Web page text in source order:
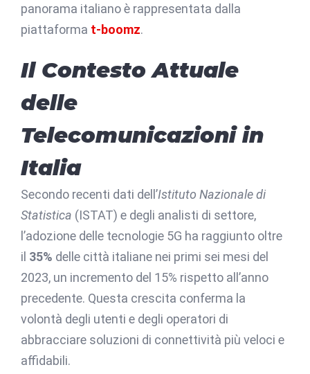
panorama italiano è rappresentata dalla
piattaforma t-boomz.
Il Contesto Attuale
delle
Telecomunicazioni in
Italia
Secondo recenti dati dell’Istituto Nazionale di
Statistica (ISTAT) e degli analisti di settore,
l’adozione delle tecnologie 5G ha raggiunto oltre
il 35% delle città italiane nei primi sei mesi del
2023, un incremento del 15% rispetto all’anno
precedente. Questa crescita conferma la
volontà degli utenti e degli operatori di
abbracciare soluzioni di connettività più veloci e
affidabili.